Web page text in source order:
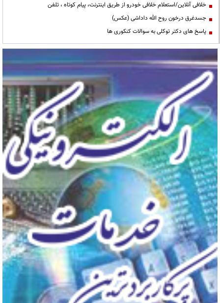
خلافی آنلاین/استعلام خلافی خودرو از طریق اینترنت، پیام کوتاه ، تلفن
جسدغرق درخون روح الله داداشی (عکس)
پاسخ های دکتر توکلی به سوالات کنکوری ها